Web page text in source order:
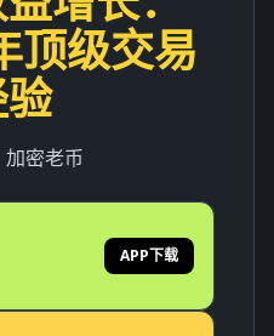
顶级交易
加密老币
APP下载